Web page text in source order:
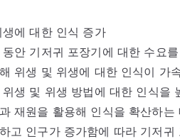
에 대한 인식 증가
안 기저귀 포장기에 대한 수요
위생 및 위생에 대한 인식이 가
위생 및 위생 방법에 대한 인식을
재원을 활용해 인식을 확산하
고 인구가 증가함에 따라 기저